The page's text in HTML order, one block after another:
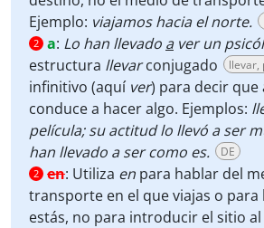
Ejemplo: viajamos hacia el norte.
2 a: Lo han llevado aver un
estructura llevarconjugado llevar,
infinitivo (aquí ver) para decir
conduce a hacer algo. Ejemplos:
película; su actitud lo llevó a ser
han llevado a ser como es.
DE
2 en: Utiliza en para hablar del
transporte en el que viajas o
estás, no para introducir el sitio al